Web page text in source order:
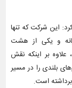
این شرکت که تنها
و یکی از هشت
بر اینکه نقش
بلندی را در مسیر
است.